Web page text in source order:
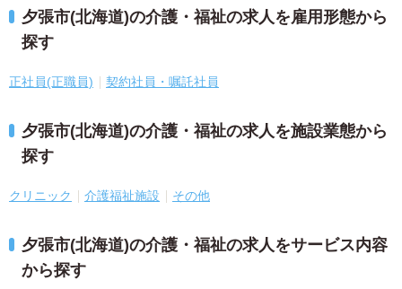
夕張市(北海道)の介護・福祉の求人を雇用形態から
探す
正社員(正職員) 契約社員・嘱託社員
夕張市(北海道)の介護・福祉の求人を施設業態から
探す
クリニック 介護福祉施設 その他
夕張市(北海道)の介護・福祉の求人をサービス内容
から探す